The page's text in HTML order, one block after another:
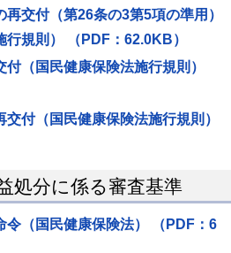
再交付（第26条の3第5項の準用）
行規則） （PDF：62.0KB）
（国民健康保険法施行規則）
付（国民健康保険法施行規則）
処分に係る審査基準
令（国民健康保険法） （PDF：6